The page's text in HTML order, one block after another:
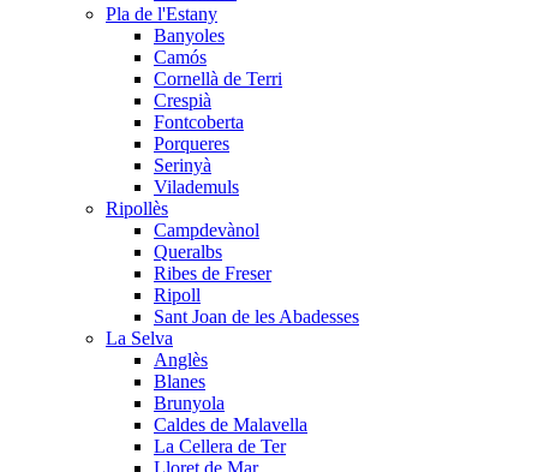
Pla de l'Estany
Banyoles
Camós
Cornellà de Terri
Crespià
Fontcoberta
Porqueres
Serinyà
Vilademuls
Ripollès
Campdevànol
Queralbs
Ribes de Freser
Ripoll
Sant Joan de les Abadesses
La Selva
Anglès
Blanes
Brunyola
Caldes de Malavella
La Cellera de Ter
Lloret de Mar